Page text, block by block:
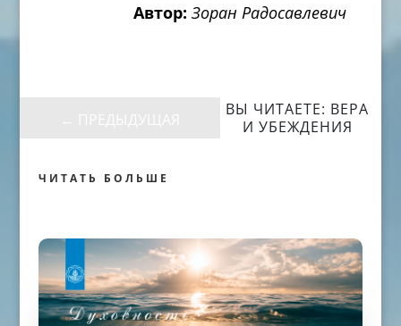
Автор:Зоран Радосавлевич
ВЫ ЧИТАЕТЕ: ВЕРА
И УБЕЖДЕНИЯ
ЧИТАТЬ БОЛЬШЕ